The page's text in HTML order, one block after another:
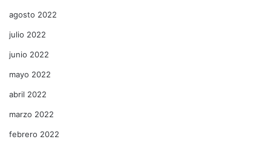
agosto 2022
julio 2022
junio 2022
mayo 2022
abril 2022
marzo 2022
febrero 2022